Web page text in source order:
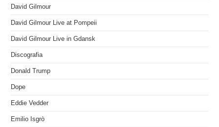
David Gilmour
David Gilmour Live at Pompeii
David Gilmour Live in Gdansk
Discografia
Donald Trump
Dope
Eddie Vedder
Emilio Isgrò